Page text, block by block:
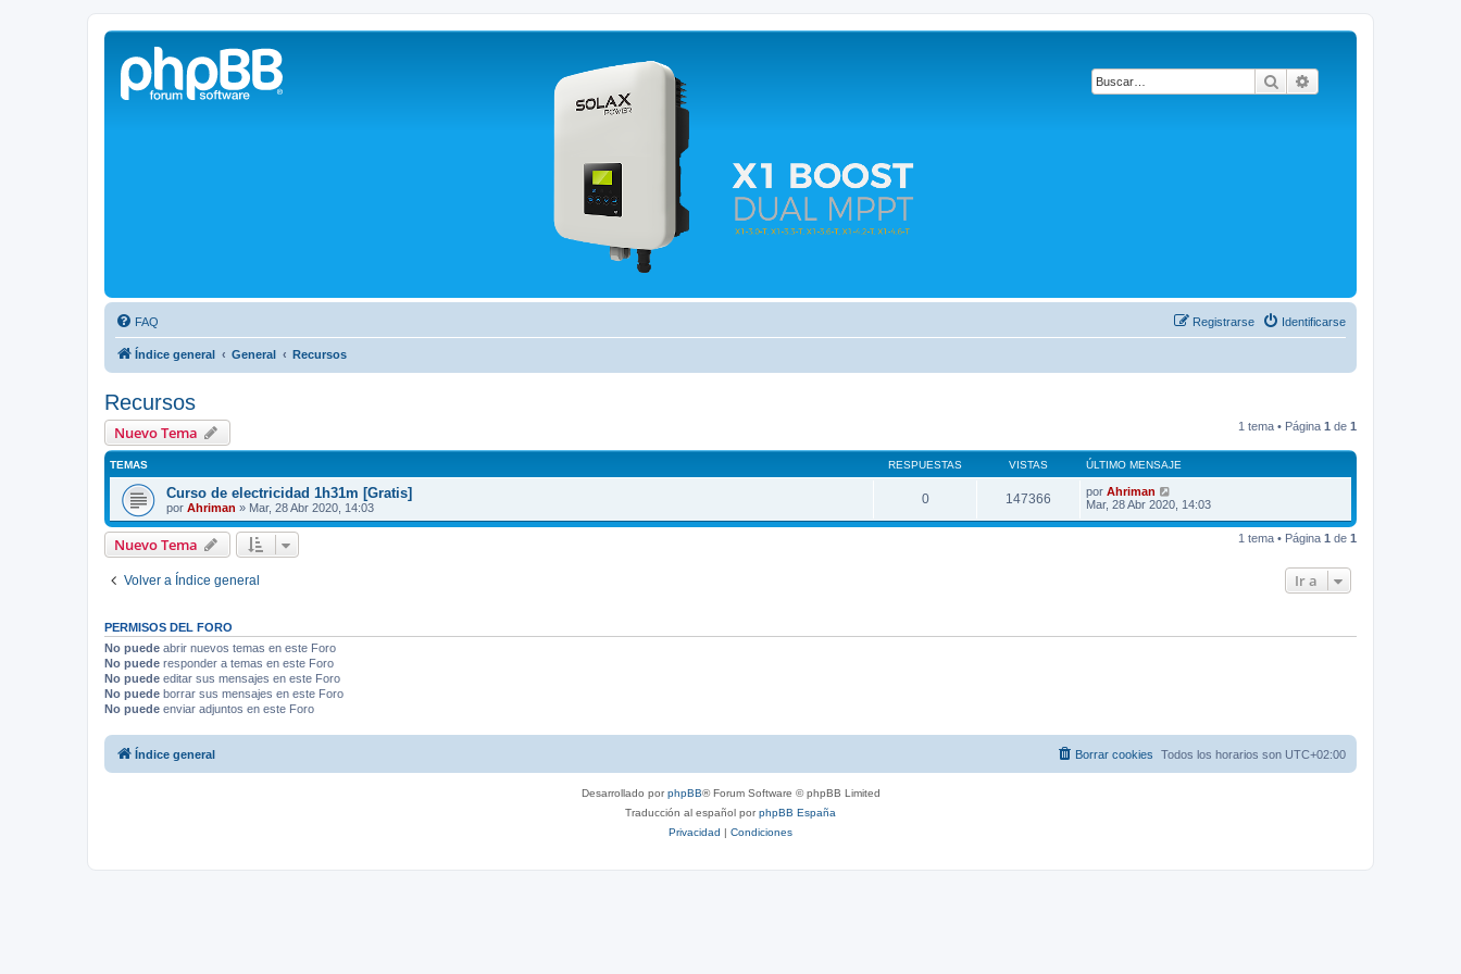
Buscar
Solax FAQ
Lugar para intercambiar dudas sobre inversores solares Solax y temas relacionados.
FAQ Identificarse
Registrarse
Índice general General Recursos
Recursos
Nuevo Tema 1 tema • Página 1 de 1
TEMAS RESPUESTAS VISTAS ÚLTIMO MENSAJE
Curso de electricidad 1h31m [Gratis]
por Ahriman » Mar, 28 Abr 2020, 14:03
0 147366 por Ahriman
Mar, 28 Abr 2020, 14:03
Nuevo Tema 1 tema • Página 1 de 1
Volver a Índice general Ir a
PERMISOS DEL FORO
No puede abrir nuevos temas en este Foro
No puede responder a temas en este Foro
No puede editar sus mensajes en este Foro
No puede borrar sus mensajes en este Foro
No puede enviar adjuntos en este Foro
Índice general Todos los horarios son UTC+02:00
Borrar cookies
Desarrollado porphpBB® Forum Software © phpBB Limited
Traducción al español porphpBB España
Privacidad | Condiciones